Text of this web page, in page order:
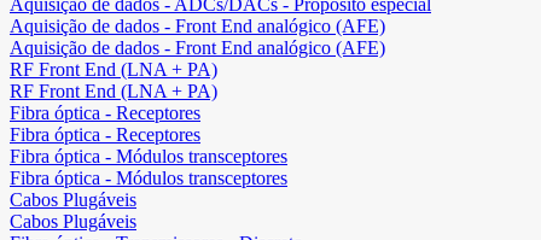
Aquisição de dados - Front End analógico (AFE)
Aquisição de dados - Front End analógico (AFE)
RF Front End (LNA + PA)
RF Front End (LNA + PA)
Fibra óptica - Receptores
Fibra óptica - Receptores
Fibra óptica - Módulos transceptores
Fibra óptica - Módulos transceptores
Cabos Plugáveis
Cabos Plugáveis